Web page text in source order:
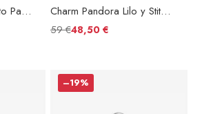
Charm Pandora Infinito Para Siempre
Charm Pandora Lilo y Stitch de Disney
59 €48,50 €
–19%